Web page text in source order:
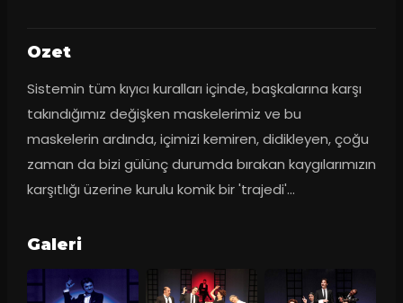
Ozet
Sistemin tüm kıyıcı kuralları içinde, başkalarına karşı
takındığımız değişken maskelerimiz ve bu
maskelerin ardında, içimizi kemiren, didikleyen, çoğu
zaman da bizi gülünç durumda bırakan kaygılarımızın
karşıtlığı üzerine kurulu komik bir 'trajedi'...
Galeri